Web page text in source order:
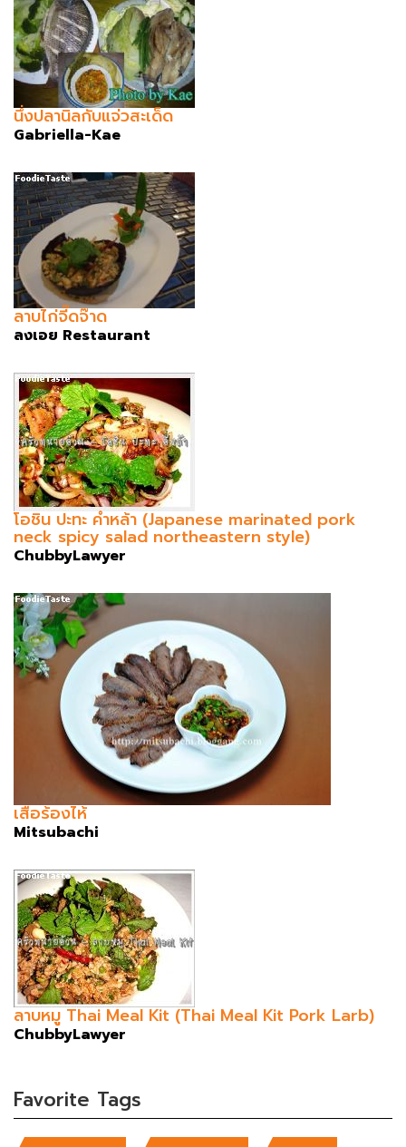
นึ่งปลานิลกับแจ่วสะเด็ด
Gabriella-Kae
ลาบไก่จี๊ดจ๊าด
ลงเอย Restaurant
โอชิน ปะทะ คำหล้า (Japanese marinated pork
neck spicy salad northeastern style)
ChubbyLawyer
เสือร้องไห้
Mitsubachi
ลาบหมู Thai Meal Kit (Thai Meal Kit Pork Larb)
ChubbyLawyer
Favorite Tags